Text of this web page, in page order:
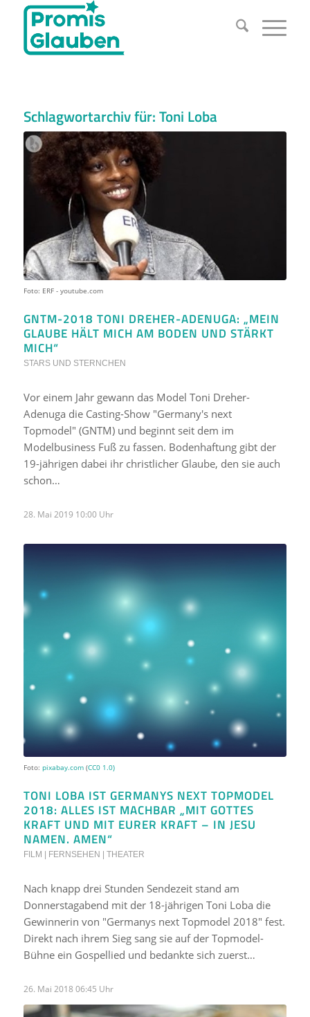
Schlagwortarchiv für:Toni Loba
Foto: ERF - youtube.com
GNTM-2018 TONI DREHER-ADENUGA: „MEIN
GLAUBE HÄLT MICH AM BODEN UND STÄRKT
MICH“
STARS UND STERNCHEN
Vor einem Jahr gewann das Model Toni Dreher-
Adenuga die Casting-Show "Germany's next
Topmodel" (GNTM) und beginnt seit dem im
Modelbusiness Fuß zu fassen. Bodenhaftung gibt der
19-jährigen dabei ihr christlicher Glaube, den sie auch
schon…
28. Mai 2019 10:00 Uhr
Foto: pixabay.com(CC0 1.0)
TONI LOBA IST GERMANYS NEXT TOPMODEL
2018: ALLES IST MACHBAR „MIT GOTTES
KRAFT UND MIT EURER KRAFT – IN JESU
NAMEN. AMEN“
FILM | FERNSEHEN | THEATER
Nach knapp drei Stunden Sendezeit stand am
Donnerstagabend mit der 18-jährigen Toni Loba die
Gewinnerin von "Germanys next Topmodel 2018" fest.
Direkt nach ihrem Sieg sang sie auf der Topmodel-
Bühne ein Gospellied und bedankte sich zuerst…
26. Mai 2018 06:45 Uhr